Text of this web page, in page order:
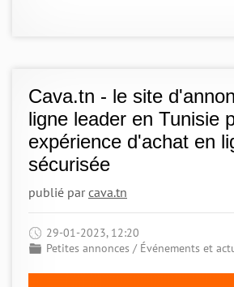
Cava.tn - le site
ligne leader en Tunisie
expérience d'achat en
sécurisée
publié parcava.tn
29-01-2023, 12:20
Petites annonces / Événements et